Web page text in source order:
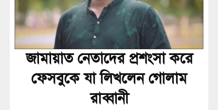
জামায়াত নেতাদের প্রশংসা করে
ফেসবুকে যা লিখলেন গোলাম
রাব্বানী